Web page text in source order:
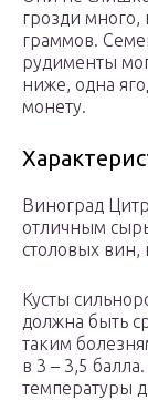
грозди много,
граммов.
рудименты
ниже, одна
монету.
Виноград
отличным
столовых вин,
Кусты
должна быть
таким
в 3 – 3,5
температуры